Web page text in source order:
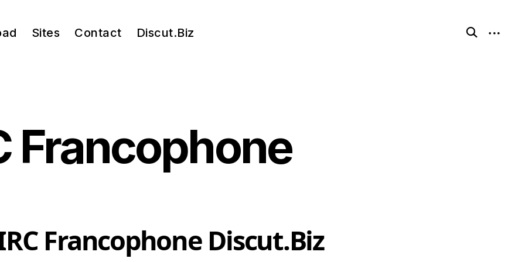
Sites Contact Discut.Biz
Francophone
Francophone Discut.Biz